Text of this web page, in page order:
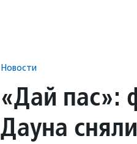
Новости
«Дай пас»:
Дауна